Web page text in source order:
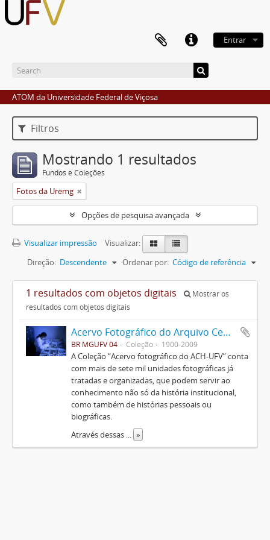
Entrar
ATOM da Universidade Federal de Viçosa
Filtros
Mostrando 1 resultados
Fundos e Coleções
Fotos da Uremg
Opções de pesquisa avançada
Visualizar impressão
Visualizar:
Ordenar por: Código de referência
Direção: Descendente
1 resultados com objetos digitais
Mostrar os
resultados com objetos digitais
Acervo Fotográfico do Arquivo Central Histórico da UFV
BR MGUFV 04 Coleção 1900-2009
A Coleção “Acervo fotográfico do ACH-UFV” conta
com mais de sete mil unidades fotográficas já
tratadas e organizadas, que podem servir ao
conhecimento não só da história institucional,
como também de histórias pessoais ou
biográficas.
Através dessas
»